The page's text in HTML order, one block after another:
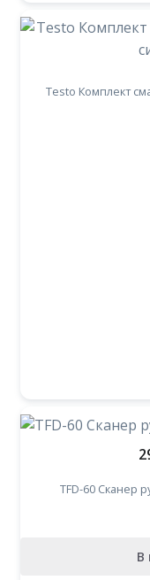
Testo Комплект
TFD-60 Сканер
В